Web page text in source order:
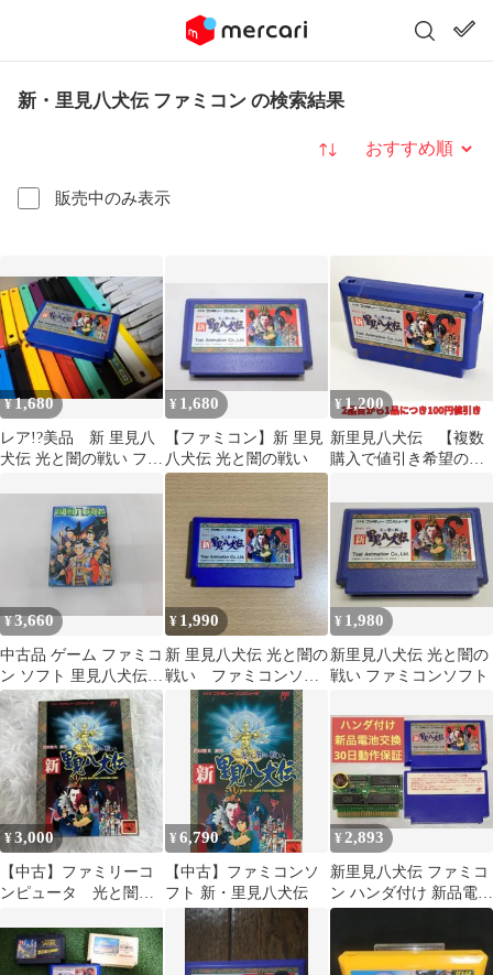
新・里見八犬伝 ファミコン の検索結果
販売中のみ表示
並び替え
¥1,680
レア!?美品 新 里見八
犬伝 光と闇の戦い ファ
¥ 1,680
【ファミコン】新 里見
八犬伝 光と闇の戦い
¥1,200
新里見八犬伝 【複数
購入で値引き希望の方
ントください】【ファ
ミコン】【箱説なし】
¥3,660
中古品 ゲーム ファミコ
ン ソフト 里見八犬伝
箱説付き
¥ 1,990
新 里見八犬伝 光と闇の
戦い ファミコンソフ
ト 東映動画 美品
¥ 1,980
新里見八犬伝 光と闇の
戦い ファミコンソフト
¥3,000
【中古】ファミリーコ
ンピュータ 光と闇の
¥6,790
【中古】ファミコンソ
フト 新・里見八犬伝
¥2,893
新里見八犬伝 ファミコ
ン ハンダ付け 新品電池
交換